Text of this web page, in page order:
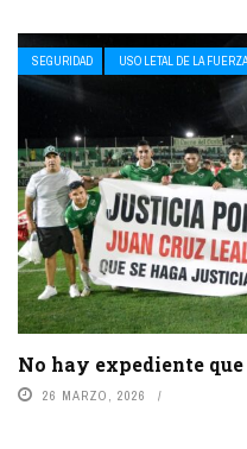
SEGURIDAD USO LETAL DE LA FUERZA
No hay expediente
26 MARZO, 2026